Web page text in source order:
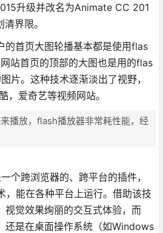
升级并改名为Animate CC 201
界限。
的首页大图轮播基本都是使用flas
站首页的顶部的大图也是用的flas
片。这种技术逐渐淡出了视野，
，爱奇艺等视频网站。
播放，flash播放器非常耗性能，经
跨浏览器的、跨平台的插件，
，能在各种平台上运行。借助该技
视觉效果绚丽的交互式体验，而
还是在桌面操作系统（如Windows